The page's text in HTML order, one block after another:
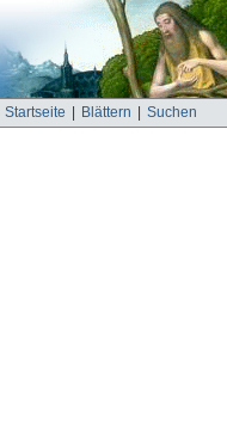
Startseite Blättern Suchen